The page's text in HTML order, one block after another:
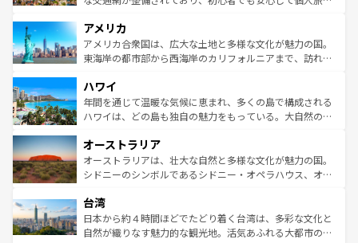
ンツ一覧を参照してほしい。
の建物がそのまま残る町や、スイスならではのユニークな
博物館もあり、アルプス観光だけでなく町歩きも満喫する
ことができる。国民の所得が高いため物価も高いが、旅行
ば市内交通費無料で観光を楽しむこともできる。 なお、新
着のスイス情報はコンテンツ一覧 を参照してほしい。
アメリカ
アメリカ合衆国は、広大な土地と多様な文化が魅力の国。
東海岸の都市部から西海岸のカリフォルニアまで、訪れる
のような巨大都市は、観光、ショッピング、エンターテイ
ンメントが詰まった刺激的なスポットだ。一方、アメリカ
西部には大自然が広がり、グランドキャニオンやイエロー
部のニューオーリンズでは、音楽と美食が融合した独特の
文化が魅力。旅行者はアメリカの各地域で異なる魅力を楽
しみながら、その多様性と豊かな歴史を感じることができ
ならではの贅沢な旅のスタイルだ。 なお、新着のアメリカ
情報はコンテンツ一覧を参照してほしい。
ハワイ
年間を通じて温暖な気候に恵まれ、多くの島で構成される
ハワイは、どの島も独自の魅力をもっている。大自然の神
ワイ島は見逃せない。また、定番の観光地といえばオアフ
島だが、静かな自然を求めるならマウイ島やカウアイ島が
おすすめ。エメラルドグリーンに輝く海をはじめ、豊かな
れるおもてなしの心で訪れる人々を迎えてくれるハワイの
人々、おいしいローカルフードやハワイアンミュージッ
ク、伝統的なフラダンスなど、すべてがハワイの魅力を彩
オーストラリア
オーストラリアは、壮大な自然と多様な文化が魅力の国。
シドニーのシンボルであるシドニー・オペラハウス、オー
リアリーフや大陸中央部にそびえるウルル（エアーズロッ
ク）、タスマニアの美しい原生林やケアンズの熱帯雨林な
ど、見どころがたくさん。また、カフェやワイン、オージ
台湾
日本から約４時間ほどでたどり着く台湾は、多彩な文化と
自然が織りなす魅力的な観光地。活気あふれる大都市の台